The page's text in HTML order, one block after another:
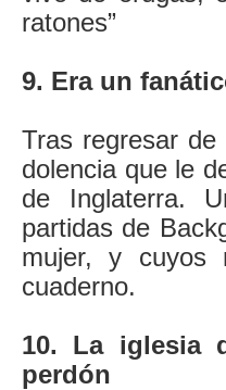
ratones”
9. Era un
Tras regresar
dolencia que le
de Inglaterra.
partidas de
mujer, y cuyos
cuaderno.
10. La iglesia
perdón